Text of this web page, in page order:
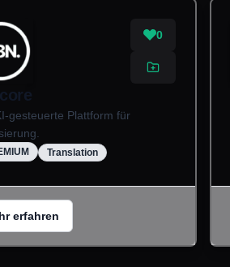
0
gesteuerte Plattform für
Translation
erfahren